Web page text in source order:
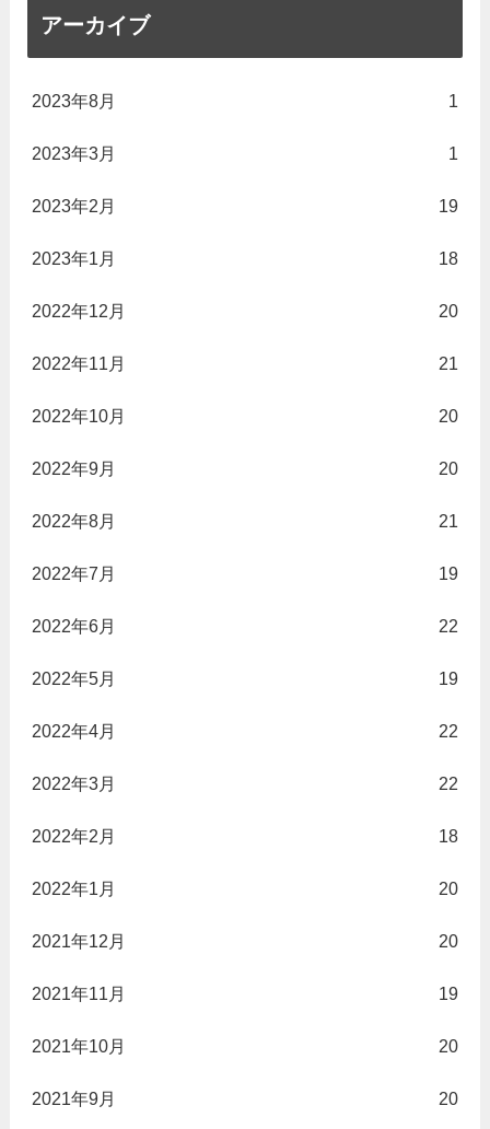
アーカイブ
2023年8月 1
2023年3月 1
2023年2月 19
2023年1月 18
2022年12月 20
2022年11月 21
2022年10月 20
2022年9月 20
2022年8月 21
2022年7月 19
2022年6月 22
2022年5月 19
2022年4月 22
2022年3月 22
2022年2月 18
2022年1月 20
2021年12月 20
2021年11月 19
2021年10月 20
2021年9月 20